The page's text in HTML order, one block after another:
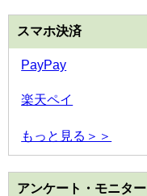
スマホ決済
PayPay
楽天ペイ
もっと見る＞＞
アンケート・モニター